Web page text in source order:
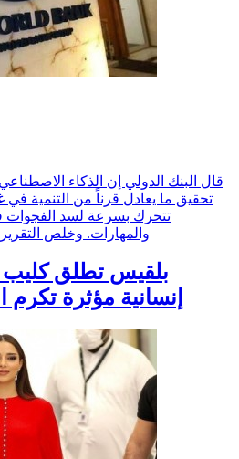
قال البنك الدولي إن الذكاء
تحقيق ما يعادل قرناً من التنمية
تتحرك بسرعة لسد الفجوات
والمهارات. وخلص
بلقيس تطلق كليب
إنسانية مؤثرة تكرم